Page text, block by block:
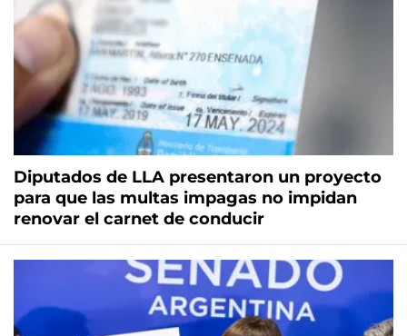
Diputados de LLA presentaron un proyecto
para que las multas impagas no impidan
renovar el carnet de conducir